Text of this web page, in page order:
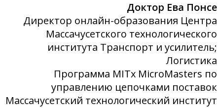
Доктор Ева Понсе
Директор онлайн-образования Центра
Массачусетского технологического
института Транспорт и усилитель;
Логистика
Программа MITx MicroMasters по
управлению цепочками поставок
Массачусетский технологический институт